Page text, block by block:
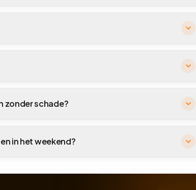
zonder schade?
in het weekend?